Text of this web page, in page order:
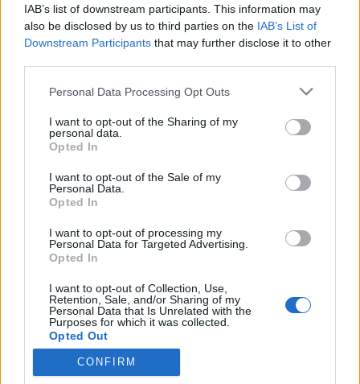
IAB’s list of downstream participants. This information may
also be disclosed by us to third parties on the IAB’s List of
Downstream Participants that may further disclose it to other
Please note that this website/app uses one or more Google
not limited to your visit or usage behaviour. You may click to
grant or deny consent to Google and its third-party tags to
use your data for below specified purposes in below Google
consent section.
Personal Data Processing Opt Outs
I want to opt-out of the Sharing of my
personal data.
Opted In
I want to opt-out of the Sale of my
Personal Data.
Opted In
I want to opt-out of processing my
Personal Data for Targeted Advertising.
Opted In
I want to opt-out of Collection, Use,
Retention, Sale, and/or Sharing of my
Personal Data that Is Unrelated with the
Purposes for which it was collected.
Opted Out
Google consents
CONFIRM
satie•2015. február 09.
A Közép-Európában valaha volt legátfogóbb francia
XIX. századi festőművészeti kiállítás nyílik Bécsben,
az Albertina múzeumban. A D'Orsay múzeum 130
Franciaországot. Az eseményen többek között Degas,
Cézanne, Moreau és…
Toulouse-Lautrec 150 Bécsben
2015. január 14.
25-éig látható Bécsben a Toulouse-Lautrec (1864-
összeállított átfogó kiállítás, írta meg többek közt a
20minutos. A híres és fejlődő délnyugat-
franciaországi nagyváros grófi családjának szülötte
sajnálatosan igen…